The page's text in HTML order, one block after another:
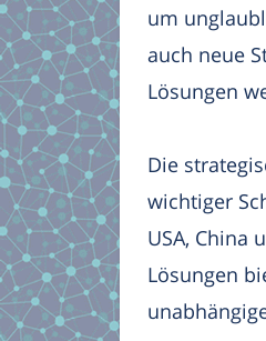
um
auch neue
Lösungen
Die
wichtiger
USA, China
Lösungen